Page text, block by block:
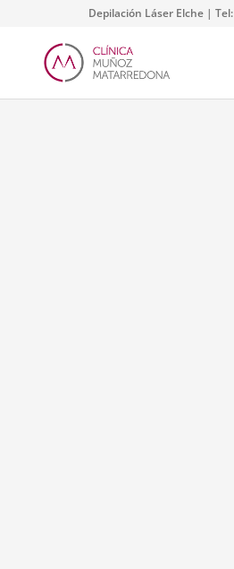
Depilación Láser Elche | Tel: